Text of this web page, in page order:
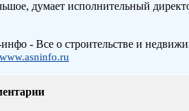
думает исполнительный
- Все о строительстве и